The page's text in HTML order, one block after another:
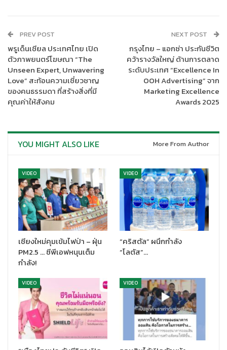
PREV POST
พรูเด็นเชียล ประเทศไทย เปิด
ตัวภาพยนตร์โฆษณา “The
Unseen Expert, Unwavering
Love” สะท้อนความเชี่ยวชาญ
ของคนธรรมดา ที่สร้างสิ่งที่มี
คุณค่าให้สังคม
NEXT POST
กรุงไทย – แอกซ่า ประกันชีวิต
คว้ารางวัลใหญ่ ด้านการตลาด
ระดับประเทศ “Excellence In
OOH Advertising” จาก
Marketing Excellence
Awards 2025
YOU MIGHT ALSO LIKE More From Author
VIDEO
เชียงใหม่คุมเข้มไฟป่า – ฝุ่น
PM2.5 … ซีพีเอฟหนุนเต็ม
กำลัง!
VIDEO
“คริสตัล” ผนึกกำลัง
“โลตัส”…
VIDEO VIDEO